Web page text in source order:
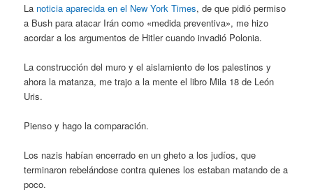
La noticia aparecida en el New York Times, de que pidió permiso
a Bush para atacar Irán como «medida preventiva», me hizo
acordar a los argumentos de Hitler cuando invadió Polonia.
La construcción del muro y el aislamiento de los palestinos y
ahora la matanza, me trajo a la mente el libro Mila 18 de León
Uris.
Pienso y hago la comparación.
Los nazis habían encerrado en un gheto a los judíos, que
terminaron rebelándose contra quienes los estaban matando de a
poco.